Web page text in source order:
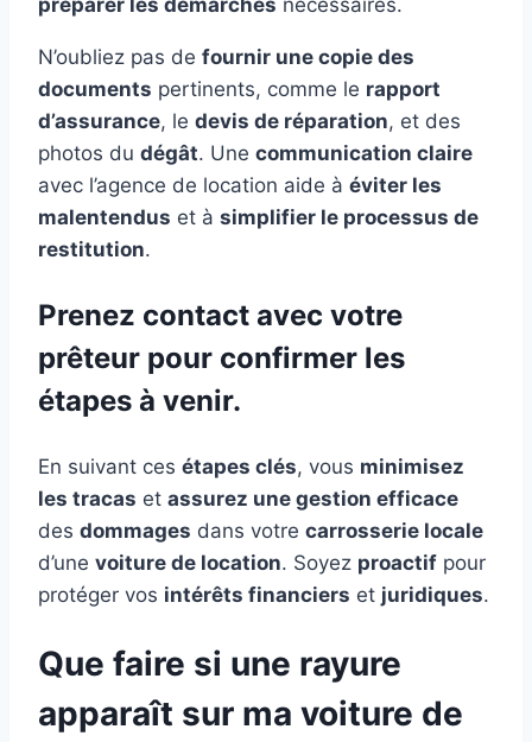
préparer les démarches nécessaires.
N’oubliez pas de fournir une copie des
documents pertinents, comme le rapport
d’assurance, le devis de réparation, et des
photos du dégât. Une communication claire
avec l’agence de location aide à éviter les
malentendus et à simplifier le processus de
restitution.
Prenez contact avec votre
prêteur pour confirmer les
étapes à venir.
En suivant ces étapes clés, vous minimisez
les tracas et assurez une gestion efficace
des dommages dans votre carrosserie locale
d’une voiture de location. Soyez proactif pour
protéger vos intérêts financiers et juridiques.
Que faire si une rayure
apparaît sur ma voiture de